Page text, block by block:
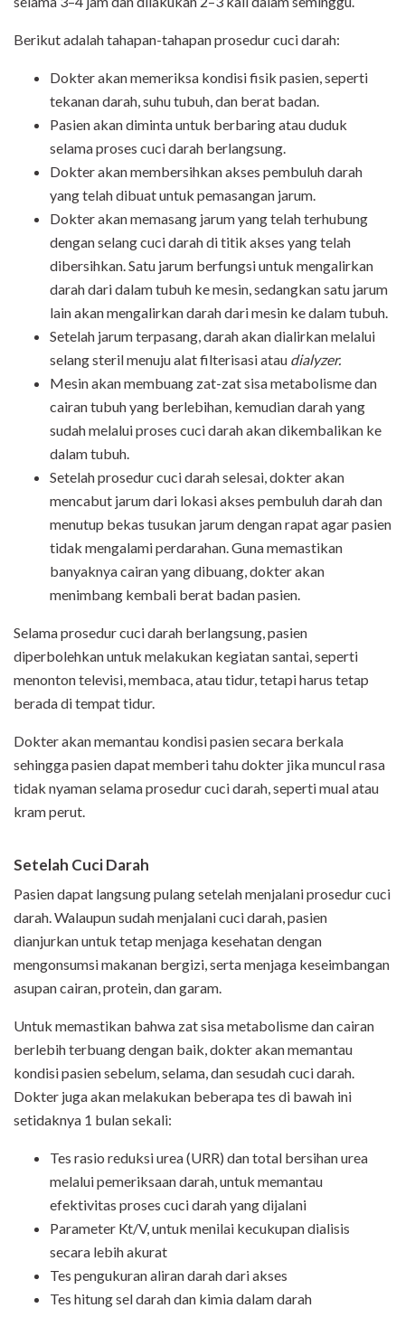
Berikut adalah tahapan-tahapan prosedur cuci darah:
Dokter akan memeriksa kondisi fisik pasien, seperti
tekanan darah, suhu tubuh, dan berat badan.
Pasien akan diminta untuk berbaring atau duduk
selama proses cuci darah berlangsung.
Dokter akan membersihkan akses pembuluh darah
yang telah dibuat untuk pemasangan jarum.
Dokter akan memasang jarum yang telah terhubung
dengan selang cuci darah di titik akses yang telah
dibersihkan. Satu jarum berfungsi untuk mengalirkan
darah dari dalam tubuh ke mesin, sedangkan satu jarum
lain akan mengalirkan darah dari mesin ke dalam tubuh.
Setelah jarum terpasang, darah akan dialirkan melalui
selang steril menuju alat filterisasi atau dialyzer.
Mesin akan membuang zat-zat sisa metabolisme dan
cairan tubuh yang berlebihan, kemudian darah yang
sudah melalui proses cuci darah akan dikembalikan ke
dalam tubuh.
Setelah prosedur cuci darah selesai, dokter akan
mencabut jarum dari lokasi akses pembuluh darah dan
menutup bekas tusukan jarum dengan rapat agar pasien
tidak mengalami perdarahan. Guna memastikan
banyaknya cairan yang dibuang, dokter akan
menimbang kembali berat badan pasien.
Selama prosedur cuci darah berlangsung, pasien
diperbolehkan untuk melakukan kegiatan santai, seperti
menonton televisi, membaca, atau tidur, tetapi harus tetap
berada di tempat tidur.
Dokter akan memantau kondisi pasien secara berkala
sehingga pasien dapat memberi tahu dokter jika muncul rasa
tidak nyaman selama prosedur cuci darah, seperti mual atau
kram perut.
Setelah Cuci Darah
Pasien dapat langsung pulang setelah menjalani prosedur cuci
darah. Walaupun sudah menjalani cuci darah, pasien
dianjurkan untuk tetap menjaga kesehatan dengan
mengonsumsi makanan bergizi, serta menjaga keseimbangan
asupan cairan, protein, dan garam.
Untuk memastikan bahwa zat sisa metabolisme dan cairan
berlebih terbuang dengan baik, dokter akan memantau
kondisi pasien sebelum, selama, dan sesudah cuci darah.
Dokter juga akan melakukan beberapa tes di bawah ini
setidaknya 1 bulan sekali:
Tes rasio reduksi urea (URR) dan total bersihan urea
melalui pemeriksaan darah, untuk memantau
efektivitas proses cuci darah yang dijalani
Parameter Kt/V, untuk menilai kecukupan dialisis
secara lebih akurat
Tes pengukuran aliran darah dari akses
Tes hitung sel darah dan kimia dalam darah